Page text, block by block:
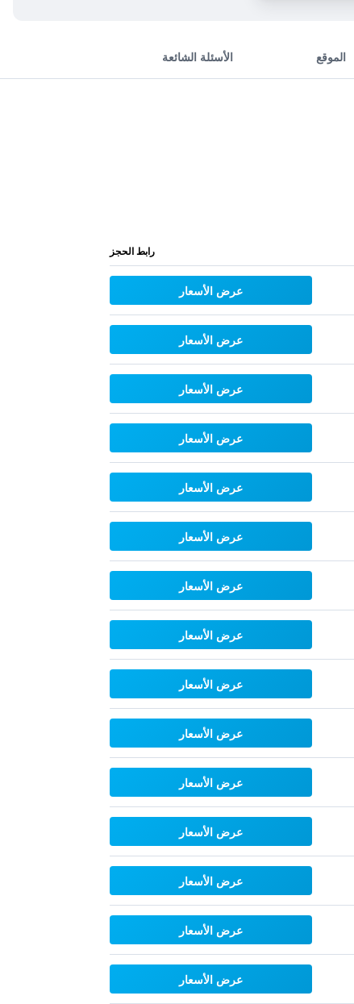
الموقع الأسئلة الشائعة
رابط الحجز
عرض الأسعار
عرض الأسعار
عرض الأسعار
عرض الأسعار
عرض الأسعار
عرض الأسعار
عرض الأسعار
عرض الأسعار
عرض الأسعار
عرض الأسعار
عرض الأسعار
عرض الأسعار
عرض الأسعار
عرض الأسعار
عرض الأسعار